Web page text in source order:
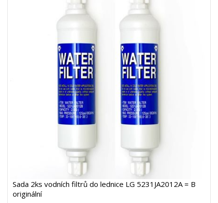
Sada 2ks vodních filtrů do lednice LG 5231JA2012A = B
originální